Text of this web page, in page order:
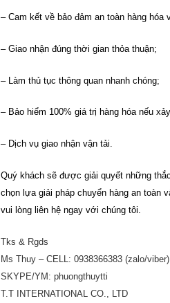
– Cam kết về bảo đảm an toàn hàng hóa
– Giao nhận đúng thời gian thỏa thuận;
– Làm thủ tục thông quan nhanh chóng;
– Bảo hiểm 100% giá trị hàng hóa nếu
– Dịch vụ giao nhận vận tải.
Quý khách sẽ được giải quyết những
chọn lựa giải pháp chuyển hàng an toàn
vui lòng liên hệ ngay với chúng tôi.
Tks & Rgds
Ms Thuy – CELL: 0938366383 (zalo/viber)
SKYPE/YM: phuongthuytti
T.T INTERNATIONAL CO., LTD